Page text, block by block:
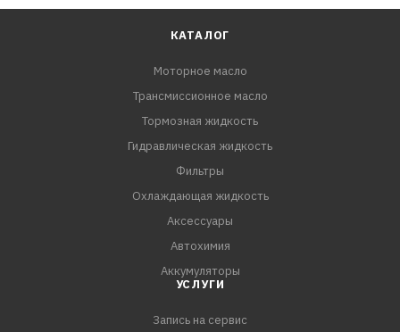
-Ford: WSS-M2C 952-A1
КАТАЛОГ
Моторное масло
Трансмиссионное масло
Тормозная жидкость
Гидравлическая жидкость
Фильтры
Охлаждающая жидкость
Аксессуары
Автохимия
Аккумуляторы
УСЛУГИ
Запись на сервис